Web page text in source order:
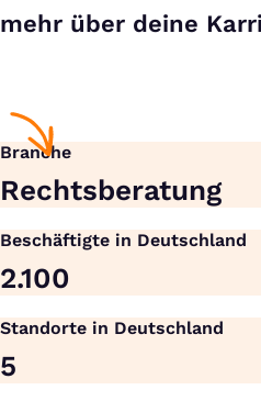
mehr über deine
Branche
Rechts­beratung
Beschäftigte in Deutschland
2.100
Standorte in Deutschland
5